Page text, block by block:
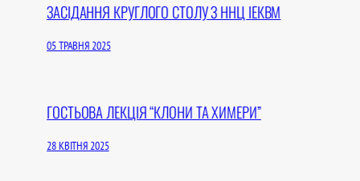
ЗАСІДАННЯ КРУГЛОГО СТОЛУ З ННЦ ІЕКВМ
05 ТРАВНЯ 2025
ГОСТЬОВА ЛЕКЦІЯ “КЛОНИ ТА ХИМЕРИ”
28 КВІТНЯ 2025